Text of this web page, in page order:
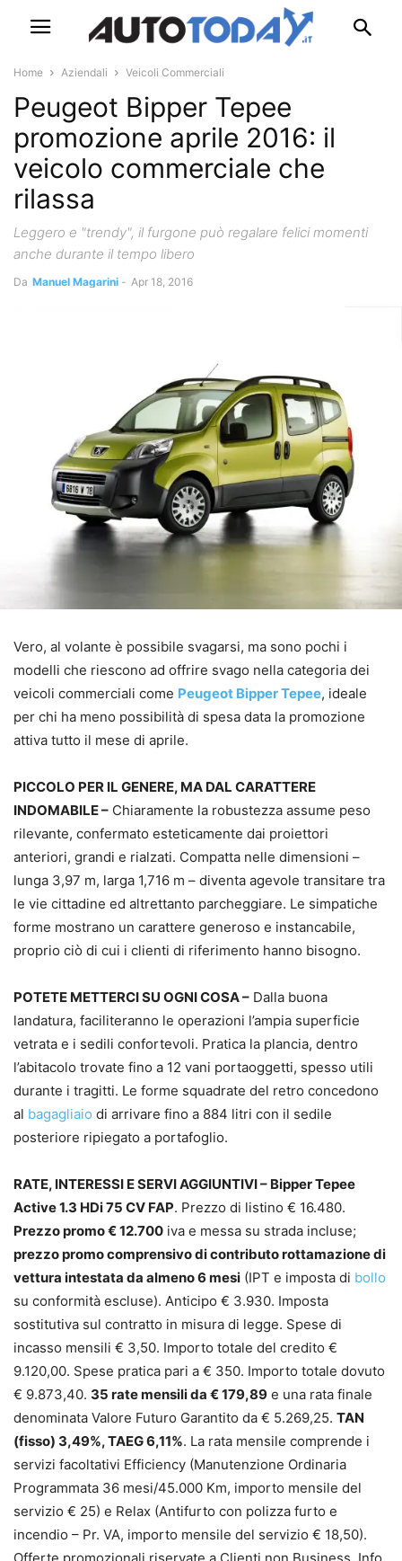
Home Aziendali Veicoli Commerciali
Peugeot Bipper Tepee
promozione aprile 2016: il
veicolo commerciale che
rilassa
Leggero e "trendy", il furgone può regalare felici momenti
anche durante il tempo libero
Da Manuel Magarini - Apr 18, 2016
Vero, al volante è possibile svagarsi, ma sono pochi i
modelli che riescono ad offrire svago nella categoria dei
veicoli commerciali come Peugeot Bipper Tepee, ideale
per chi ha meno possibilità di spesa data la promozione
attiva tutto il mese di aprile.
PICCOLO PER IL GENERE, MA DAL CARATTERE
INDOMABILE – Chiaramente la robustezza assume peso
rilevante, confermato esteticamente dai proiettori
anteriori, grandi e rialzati. Compatta nelle dimensioni –
lunga 3,97 m, larga 1,716 m – diventa agevole transitare tra
le vie cittadine ed altrettanto parcheggiare. Le simpatiche
forme mostrano un carattere generoso e instancabile,
proprio ciò di cui i clienti di riferimento hanno bisogno.
POTETE METTERCI SU OGNI COSA – Dalla buona
landatura, faciliteranno le operazioni l’ampia superficie
vetrata e i sedili confortevoli. Pratica la plancia, dentro
l’abitacolo trovate fino a 12 vani portaoggetti, spesso utili
durante i tragitti. Le forme squadrate del retro concedono
al bagagliaio di arrivare fino a 884 litri con il sedile
posteriore ripiegato a portafoglio.
RATE, INTERESSI E SERVI AGGIUNTIVI – Bipper Tepee
Active 1.3 HDi 75 CV FAP. Prezzo di listino € 16.480.
Prezzo promo € 12.700 iva e messa su strada incluse;
prezzo promo comprensivo di contributo rottamazione di
vettura intestata da almeno 6 mesi (IPT e imposta di bollo
su conformità escluse). Anticipo € 3.930. Imposta
sostitutiva sul contratto in misura di legge. Spese di
incasso mensili € 3,50. Importo totale del credito €
9.120,00. Spese pratica pari a € 350. Importo totale dovuto
€ 9.873,40. 35 rate mensili da € 179,89 e una rata finale
denominata Valore Futuro Garantito da € 5.269,25. TAN
(fisso) 3,49%, TAEG 6,11%. La rata mensile comprende i
servizi facoltativi Efficiency (Manutenzione Ordinaria
Programmata 36 mesi/45.000 Km, importo mensile del
servizio € 25) e Relax (Antifurto con polizza furto e
incendio – Pr. VA, importo mensile del servizio € 18,50).
Offerte promozionali riservate a Clienti non Business. Info